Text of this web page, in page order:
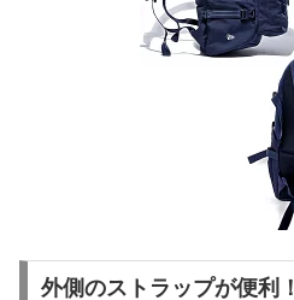
外側のストラップが便利！